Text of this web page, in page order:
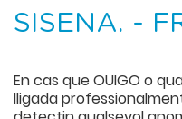
SISENA. -
En cas que OUIGO o
lligada